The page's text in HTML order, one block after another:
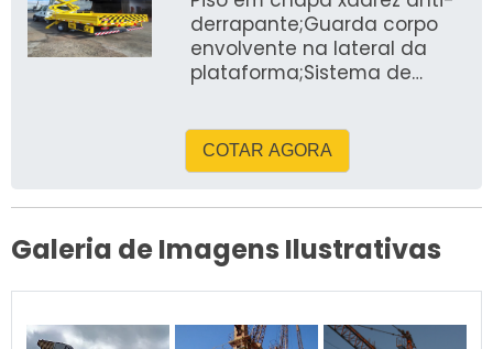
derrapante;Guarda corpo
envolvente na lateral da
plataforma;Sistema de
acionamento
reforçado;Sistema de
força pneumática com
bomba acoplada;Comando
hidráulico duplo, na
com conjunto de
COTAR AGORA
Galeria de Imagens Ilustrativas